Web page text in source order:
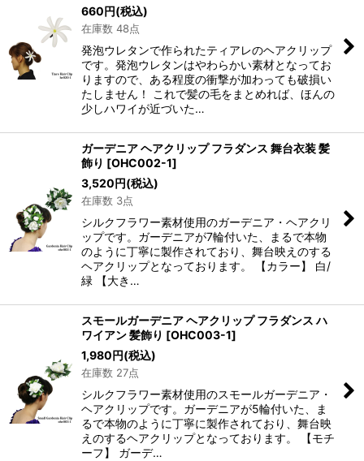
660円(税込)
在庫数 48点
発泡ウレタンで作られたティアレのヘアクリップ
です。発泡ウレタンはやわらかい素材となってお
りますので、ある程度の衝撃が加わっても破損い
たしません！ これで髪の毛をまとめれば、ほんの
少しハワイが近づいた…
ガーデニア ヘアクリップ フラダンス 舞台衣装 髪
飾り [OHC002-1]
3,520円(税込)
在庫数 3点
シルクフラワー素材使用のガーデニア・ヘアクリ
ップです。ガーデニアが7輪付いた、まるで本物
のように丁寧に製作されており、舞台映えのする
ヘアクリップとなっております。 【カラー】 白/
緑 【大き…
スモールガーデニア ヘアクリップ フラダンス ハ
ワイアン 髪飾り [OHC003-1]
1,980円(税込)
在庫数 27点
シルクフラワー素材使用のスモールガーデニア・
ヘアクリップです。ガーデニアが5輪付いた、ま
るで本物のように丁寧に製作されており、舞台映
えのするヘアクリップとなっております。 【モチ
ーフ】 ガーデ…